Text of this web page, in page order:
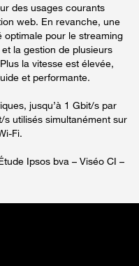
des usages courants
web. En revanche, une
pour le streaming
la gestion de plusieurs
la vitesse est élevée,
et performante.
jusqu’à 1 Gbit/s par
utilisés simultanément sur
Fi.
Ipsos bva – Viséo CI –